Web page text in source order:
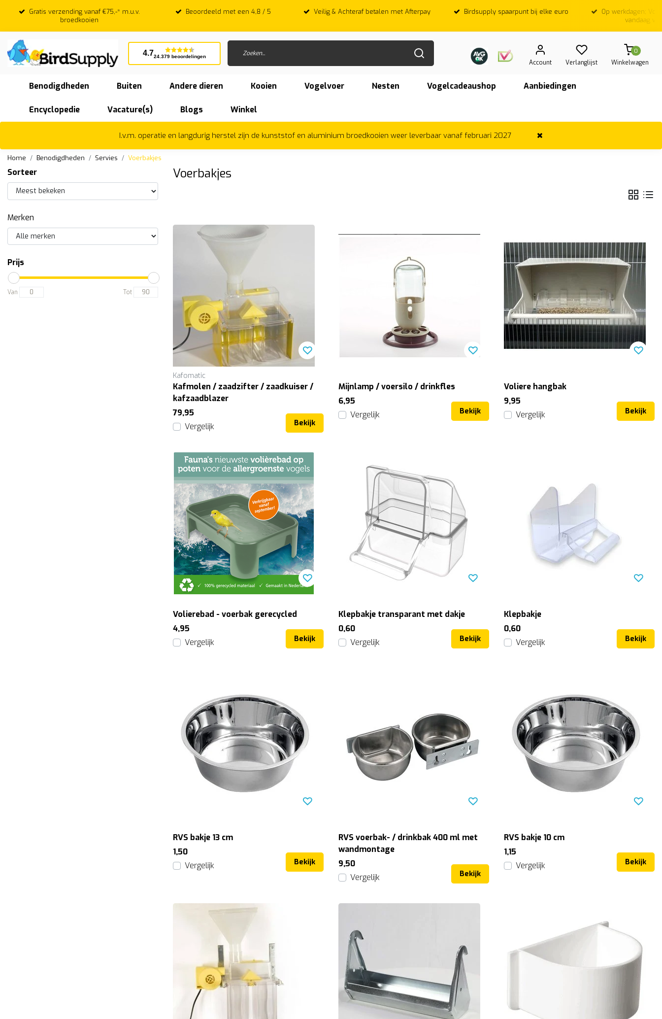
Gratis verzending vanaf €75,-* m.u.v.
broedkooien
Beoordeeld met een 4,8 / 5 Veilig & Achteraf betalen met Afterpay Birdsupply spaarpunt bij elke euro
Op werkdagen;
vandaag
4.724.379 beoordelingen
Account Verlanglijst
0
Winkelwagen
Benodigdheden Buiten Andere dieren Kooien Vogelvoer Nesten Vogelcadeaushop Aanbiedingen
Encyclopedie Vacature(s) Blogs Winkel
I.v.m. operatie en langdurig herstel zijn de kunststof en aluminium broedkooien weer leverbaar vanaf februari 2027
Home Benodigdheden Servies Voerbakjes
Sorteer
Merken
Prijs
Van Tot
Voerbakjes
Kafomatic
Kafmolen / zaadzifter / zaadkuiser /
kafzaadblazer
79,95
Vergelijk
Bekijk
Mijnlamp / voersilo / drinkfles
6,95
Vergelijk
Bekijk
Voliere hangbak
9,95
Vergelijk
Bekijk
Volierebad - voerbak gerecycled
4,95
Vergelijk
Bekijk
Klepbakje transparant met dakje
0,60
Vergelijk
Bekijk
Klepbakje
0,60
Vergelijk
Bekijk
RVS bakje 13 cm
1,50
Vergelijk
Bekijk
RVS voerbak- / drinkbak 400 ml met
wandmontage
9,50
Vergelijk
Bekijk
RVS bakje 10 cm
1,15
Vergelijk
Bekijk